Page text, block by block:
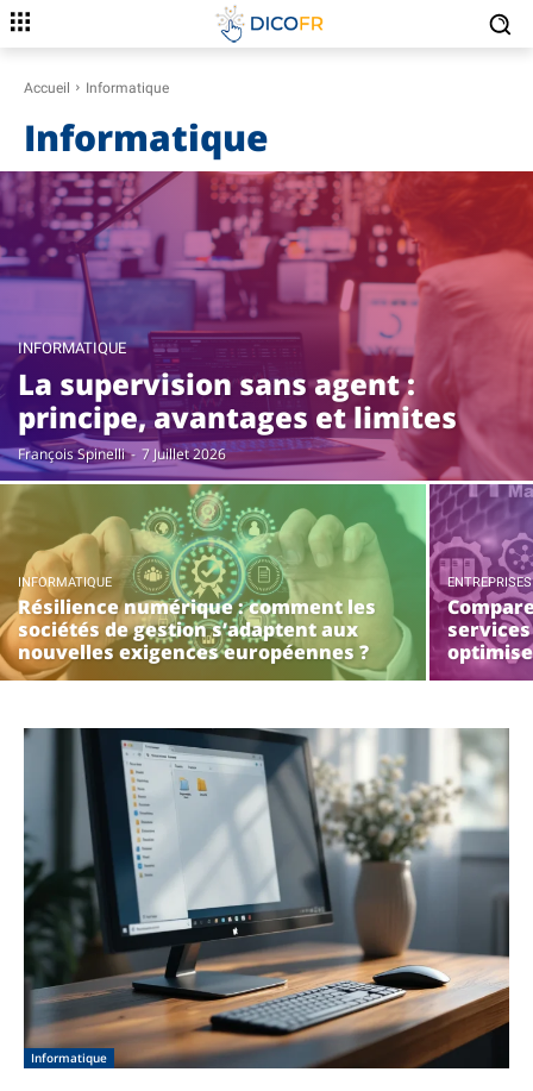
Accueil Informatique
Informatique
INFORMATIQUE
La supervision sans agent :
principe, avantages et limites
François Spinelli - 7 Juillet 2026
INFORMATIQUE
Résilience numérique : comment les
sociétés de gestion s’adaptent aux
nouvelles exigences européennes ?
ENTREPRISES
Informatique